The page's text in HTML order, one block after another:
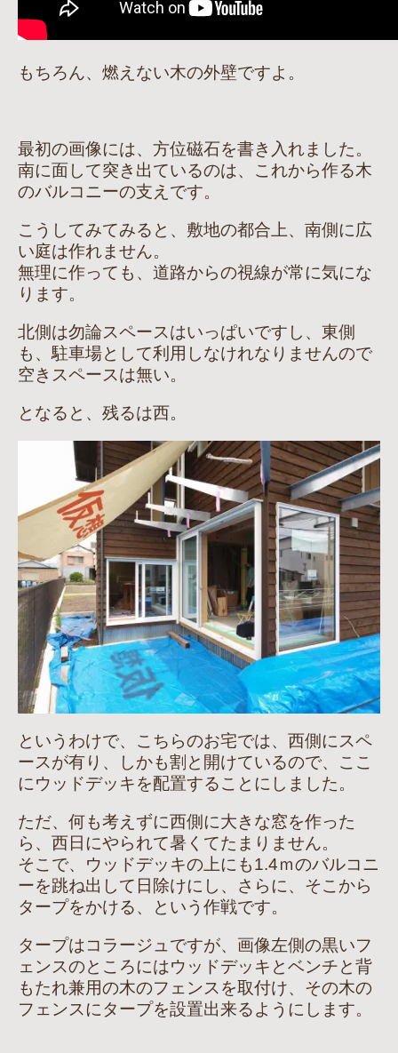
もちろん、燃えない木の外壁ですよ。
最初の画像には、方位磁石を書き入れました。
南に面して突き出ているのは、これから作る木
のバルコニーの支えです。
こうしてみてみると、敷地の都合上、南側に広
い庭は作れません。
無理に作っても、道路からの視線が常に気にな
ります。
北側は勿論スペースはいっぱいですし、東側
も、駐車場として利用しなけれなりませんので
空きスペースは無い。
となると、残るは西。
というわけで、こちらのお宅では、西側にスペ
ースが有り、しかも割と開けているので、ここ
にウッドデッキを配置することにしました。
ただ、何も考えずに西側に大きな窓を作った
ら、西日にやられて暑くてたまりません。
そこで、ウッドデッキの上にも1.4ｍのバルコニ
ーを跳ね出して日除けにし、さらに、そこから
タープをかける、という作戦です。
タープはコラージュですが、画像左側の黒いフ
ェンスのところにはウッドデッキとベンチと背
もたれ兼用の木のフェンスを取付け、その木の
フェンスにタープを設置出来るようにします。